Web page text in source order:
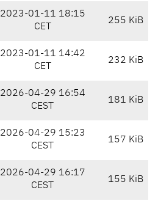
2023-01-11 18:15
CET
255 KiB
2023-01-11 14:42
CET
232 KiB
2026-04-29 16:54
CEST
181 KiB
2026-04-29 15:23
CEST
157 KiB
2026-04-29 16:17
CEST
155 KiB